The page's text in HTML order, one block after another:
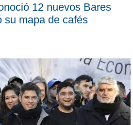
12 nuevos Bares
su mapa de cafés